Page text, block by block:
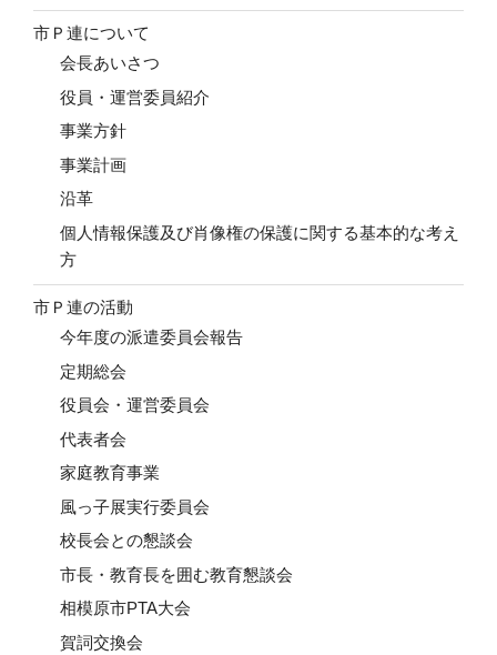
市Ｐ連について
会長あいさつ
役員・運営委員紹介
事業方針
事業計画
沿革
個人情報保護及び肖像権の保護に関する基本的な考え
方
市Ｐ連の活動
今年度の派遣委員会報告
定期総会
役員会・運営委員会
代表者会
家庭教育事業
風っ子展実行委員会
校長会との懇談会
市長・教育長を囲む教育懇談会
相模原市PTA大会
賀詞交換会